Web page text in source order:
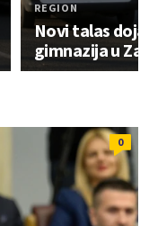
REGION
Novi talas
gimnazija u
0